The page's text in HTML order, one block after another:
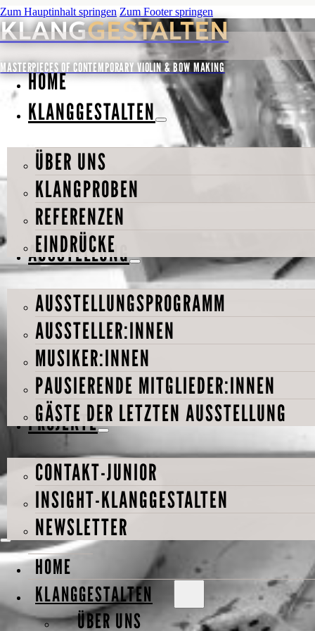
Zum Hauptinhalt springen Zum Footer springen
HOME
KLANGGESTALTEN
ÜBER UNS
KLANGPROBEN
REFERENZEN
EINDRÜCKE
AUSSTELLUNG
AUSSTELLUNGSPROGRAMM
AUSSTELLER:INNEN
MUSIKER:INNEN
PAUSIERENDE MITGLIEDER:INNEN
GÄSTE DER LETZTEN AUSSTELLUNG
PROJEKTE
CONTAKT-JUNIOR
INSIGHT-KLANGGESTALTEN
NEWSLETTER
HOME
KLANGGESTALTEN
ÜBER UNS
KLANGGESTALTEN
MASTERPIECES OF CONTEMPORARY VIOLIN & BOW MAKING